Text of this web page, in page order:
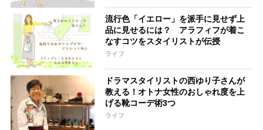
流行色「イエロー」を派手に見せず上
品に見せるには？ アラフィフが着こ
なすコツをスタイリストが伝授
ライフ
ドラマスタイリストの西ゆり子さんが
教える！オトナ女性のおしゃれ度を上
げる靴コーデ術3つ
ライフ